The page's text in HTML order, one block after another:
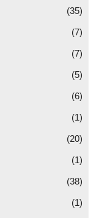
(35)
(7)
(7)
(5)
(6)
(1)
(20)
(1)
(38)
(1)